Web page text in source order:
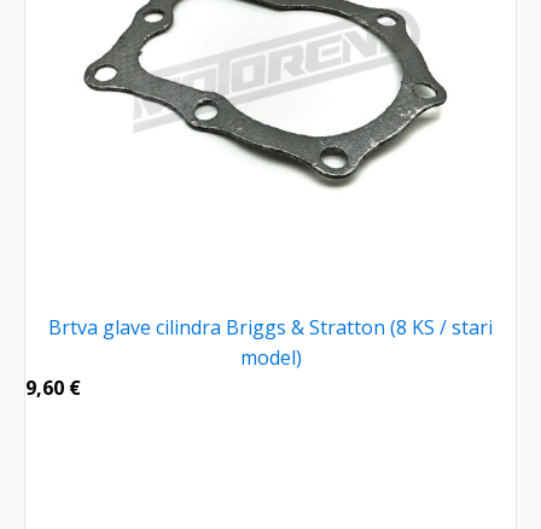
Brtva glave cilindra Briggs & Stratton (8 KS / stari
model)
9,60 €